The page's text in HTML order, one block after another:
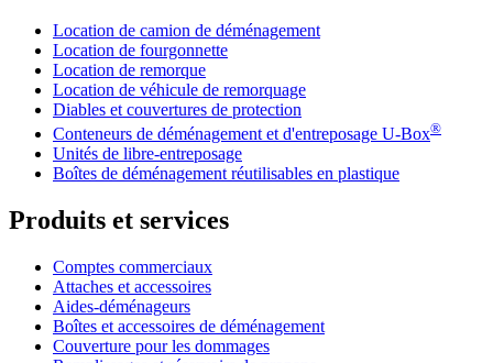
Location de camion de déménagement
Location de fourgonnette
Location de remorque
Location de véhicule de remorquage
Diables et couvertures de protection
Conteneurs de déménagement et d'entreposage U-Box®
Unités de libre-entreposage
Boîtes de déménagement réutilisables en plastique
Produits et services
Comptes commerciaux
Attaches et accessoires
Aides-déménageurs
Boîtes et accessoires de déménagement
Couverture pour les dommages